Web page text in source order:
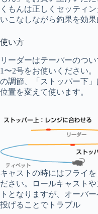
くもんは正しくセッティ
いこなしながら釣果を効
使い方
リーダーはテーパーのつ
1〜2号をお使いください
の調節、「ストッパー下
位置を変えて使います。
キャストの時にはフライ
ださい。ロールキャスト
トとなりますが、オーバ
投げることでトラブル